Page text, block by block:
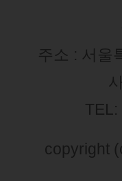
주소 : 서울
copyright